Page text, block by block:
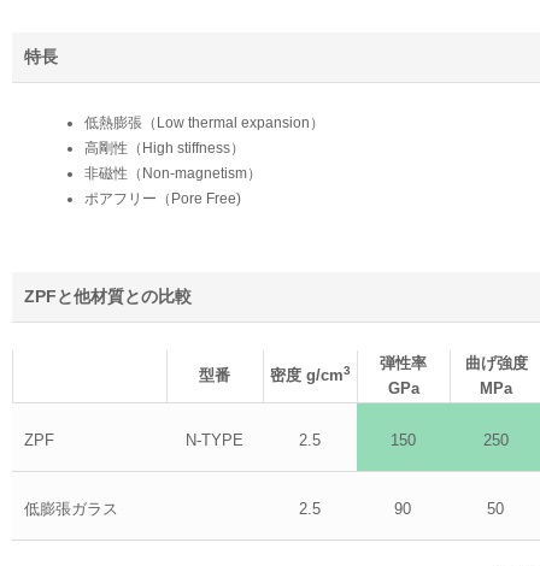
特長
低熱膨張（Low thermal expansion）
高剛性（High stiffness）
非磁性（Non-magnetism）
ポアフリー（Pore Free)
ZPFと他材質との比較
型番 密度 g/cm3
弾性率
GPa
曲げ強度
MPa
ZPF N-TYPE 2.5 150 250
低膨張ガラス 2.5 90 50